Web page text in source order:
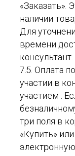
«Заказать».
наличии
Для
времени
консультант.
7.5. Оплата
участии в
участием .
три поля в
«Купить»